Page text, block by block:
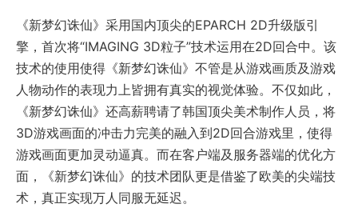
《新梦幻诛仙》采用国内顶尖的EPARCH 2D升级版引
擎，首次将“IMAGING 3D粒子”技术运用在2D回合中。该
技术的使用使得《新梦幻诛仙》不管是从游戏画质及游戏
人物动作的表现力上皆拥有真实的视觉体验。不仅如此，
《新梦幻诛仙》还高薪聘请了韩国顶尖美术制作人员，将
3D游戏画面的冲击力完美的融入到2D回合游戏里，使得
游戏画面更加灵动逼真。而在客户端及服务器端的优化方
面，《新梦幻诛仙》的技术团队更是借鉴了欧美的尖端技
术，真正实现万人同服无延迟。